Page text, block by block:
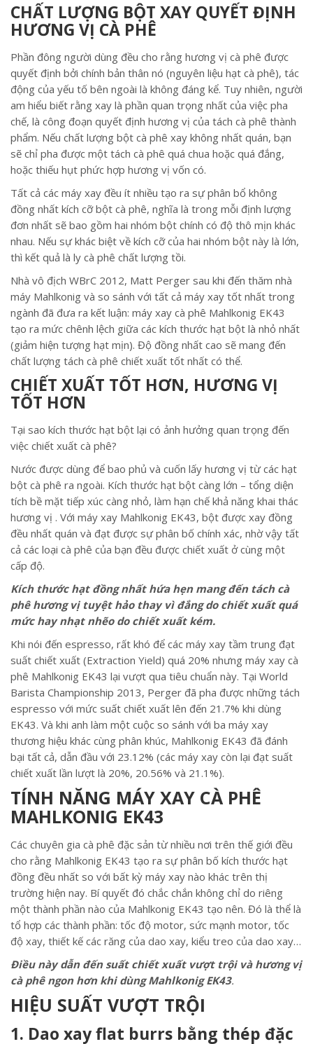
CHẤT LƯỢNG BỘT XAY QUYẾT ĐỊNH
HƯƠNG VỊ CÀ PHÊ
Phần đông người dùng đều cho rằng hương vị cà phê được
quyết định bởi chính bản thân nó (nguyên liệu hạt cà phê), tác
động của yếu tố bên ngoài là không đáng kể. Tuy nhiên, người
am hiểu biết rằng xay là phần quan trọng nhất của việc pha
chế, là công đoạn quyết định hương vị của tách cà phê thành
phẩm. Nếu chất lượng bột cà phê xay không nhất quán, bạn
sẽ chỉ pha được một tách cà phê quá chua hoặc quá đắng,
hoặc thiếu hụt phức hợp hương vị vốn có.
Tất cả các máy xay đều ít nhiều tạo ra sự phân bổ không
đồng nhất kích cỡ bột cà phê, nghĩa là trong mỗi định lượng
đơn nhất sẽ bao gồm hai nhóm bột chính có độ thô mịn khác
nhau. Nếu sự khác biệt về kích cỡ của hai nhóm bột này là lớn,
thì kết quả là ly cà phê chất lượng tồi.
Nhà vô địch WBrC 2012, Matt Perger sau khi đến thăm nhà
máy Mahlkonig và so sánh với tất cả máy xay tốt nhất trong
ngành đã đưa ra kết luận: máy xay cà phê Mahlkonig EK43
tạo ra mức chênh lệch giữa các kích thước hạt bột là nhỏ nhất
(giảm hiện tượng hạt mịn). Độ đồng nhất cao sẽ mang đến
chất lượng tách cà phê chiết xuất tốt nhất có thể.
CHIẾT XUẤT TỐT HƠN, HƯƠNG VỊ
TỐT HƠN
Tại sao kích thước hạt bột lại có ảnh hưởng quan trọng đến
việc chiết xuất cà phê?
Nước được dùng để bao phủ và cuốn lấy hương vị từ các hạt
bột cà phê ra ngoài. Kích thước hạt bột càng lớn – tổng diện
tích bề mặt tiếp xúc càng nhỏ, làm hạn chế khả năng khai thác
hương vị . Với máy xay Mahlkonig EK43, bột được xay đồng
đều nhất quán và đạt được sự phân bố chính xác, nhờ vậy tất
cả các loại cà phê của bạn đều được chiết xuất ở cùng một
cấp độ.
Kích thước hạt đồng nhất hứa hẹn mang đến tách cà
phê hương vị tuyệt hảo thay vì đắng do chiết xuất quá
mức hay nhạt nhẽo do chiết xuất kém.
Khi nói đến espresso, rất khó để các máy xay tầm trung đạt
suất chiết xuất (Extraction Yield) quá 20% nhưng máy xay cà
phê Mahlkonig EK43 lại vượt qua tiêu chuẩn này. Tại World
Barista Championship 2013, Perger đã pha được những tách
espresso với mức suất chiết xuất lên đến 21.7% khi dùng
EK43. Và khi anh làm một cuộc so sánh với ba máy xay
thương hiệu khác cùng phân khúc, Mahlkonig EK43 đã đánh
bại tất cả, dẫn đầu với 23.12% (các máy xay còn lại đạt suất
chiết xuất lần lượt là 20%, 20.56% và 21.1%).
TÍNH NĂNG MÁY XAY CÀ PHÊ
MAHLKONIG EK43
Các chuyên gia cà phê đặc sản từ nhiều nơi trên thế giới đều
cho rằng Mahlkonig EK43 tạo ra sự phân bố kích thước hạt
đồng đều nhất so với bất kỳ máy xay nào khác trên thị
trường hiện nay. Bí quyết đó chắc chắn không chỉ do riêng
một thành phần nào của Mahlkonig EK43 tạo nên. Đó là thể là
tổ hợp các thành phần: tốc độ motor, sức mạnh motor, tốc
độ xay, thiết kế các răng của dao xay, kiểu treo của dao xay…
Điều này dẫn đến suất chiết xuất vượt trội và hương vị
cà phê ngon hơn khi dùngMahlkonig EK43.
HIỆU SUẤT VƯỢT TRỘI
1. Dao xay flat burrs bằng thép đặc